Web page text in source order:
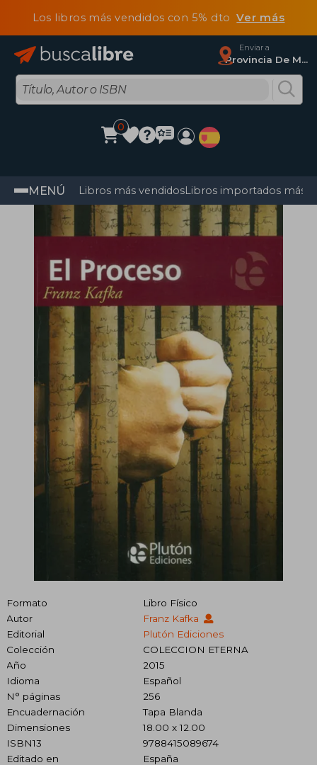
Los libros más vendidos con 5% dtoVer más
Enviar a
Provincia De Madrid
0
MENÚ Libros más vendidosLibros importados más
Formato
Libro Físico
Autor
Franz Kafka
Editorial
Plutón Ediciones
Colección
COLECCION ETERNA
Año
2015
Idioma
Español
N° páginas
256
Encuadernación
Tapa Blanda
Dimensiones
18.00 x 12.00
ISBN13
9788415089674
Editado en
España